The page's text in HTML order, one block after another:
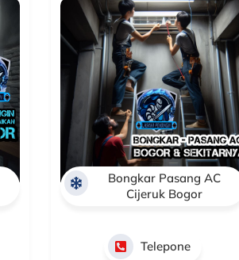
Bongkar Pasang AC
Cijeruk Bogor
Telepone